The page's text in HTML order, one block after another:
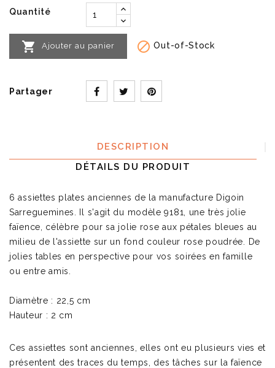
Quantité
 Ajouter au panier  Out-of-Stock
Partager
DESCRIPTION
DÉTAILS DU PRODUIT
6 assiettes plates anciennes de la manufacture Digoin
Sarreguemines. Il s'agit du modèle 9181, une très jolie
faïence, célèbre pour sa jolie rose aux pétales bleues au
milieu de l'assiette sur un fond couleur rose poudrée. De
jolies tables en perspective pour vos soirées en famille
ou entre amis.
Diamètre : 22,5 cm
Hauteur : 2 cm
Ces assiettes sont anciennes, elles ont eu plusieurs vies et
présentent des traces du temps, des tâches sur la faïence